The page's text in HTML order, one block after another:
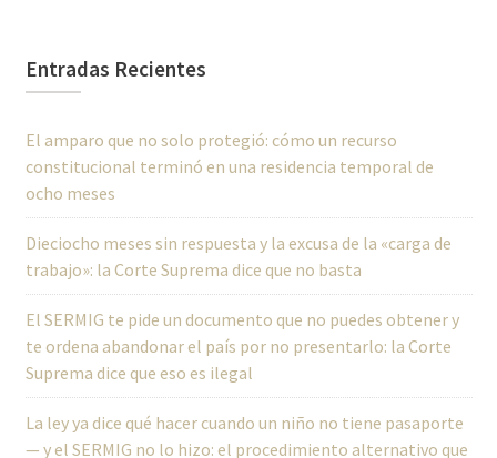
Entradas Recientes
El amparo que no solo protegió: cómo un recurso
constitucional terminó en una residencia temporal de
ocho meses
Dieciocho meses sin respuesta y la excusa de la «carga de
trabajo»: la Corte Suprema dice que no basta
El SERMIG te pide un documento que no puedes obtener y
te ordena abandonar el país por no presentarlo: la Corte
Suprema dice que eso es ilegal
La ley ya dice qué hacer cuando un niño no tiene pasaporte
— y el SERMIG no lo hizo: el procedimiento alternativo que